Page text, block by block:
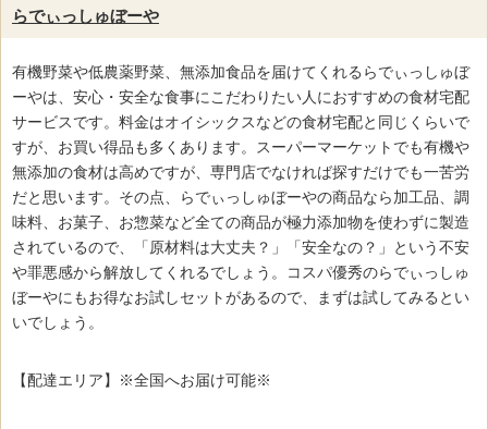
らでぃっしゅぼーや
有機野菜や低農薬野菜、無添加食品を届けてくれるらでぃっしゅぼ
ーやは、安心・安全な食事にこだわりたい人におすすめの食材宅配
サービスです。料金はオイシックスなどの食材宅配と同じくらいで
すが、お買い得品も多くあります。スーパーマーケットでも有機や
無添加の食材は高めですが、専門店でなければ探すだけでも一苦労
だと思います。その点、らでぃっしゅぼーやの商品なら加工品、調
味料、お菓子、お惣菜など全ての商品が極力添加物を使わずに製造
されているので、「原材料は大丈夫？」「安全なの？」という不安
や罪悪感から解放してくれるでしょう。コスパ優秀のらでぃっしゅ
ぼーやにもお得なお試しセットがあるので、まずは試してみるとい
いでしょう。
【配達エリア】※全国へお届け可能※